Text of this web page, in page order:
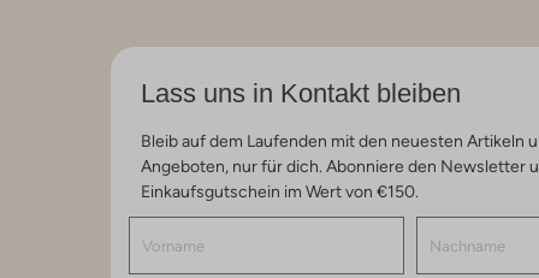
Lass uns in Kontakt bleiben
Bleib auf dem Laufenden mit den neuesten Artikeln
Angeboten, nur für dich. Abonniere den Newsletter
Einkaufsgutschein im Wert von €150.